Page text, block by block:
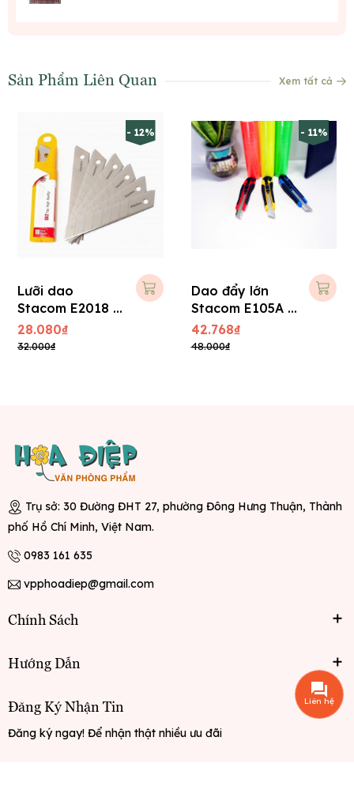
Sản Phẩm Liên Quan Xem tất cả
- 12%
Lưỡi dao
Stacom E2018 -
Lớn
28.080₫
32.000₫
- 11%
Dao đẩy lớn
Stacom E105A (
+ 01 lưỡi phụ )
42.768₫
48.000₫
Trụ sở: 30 Đường ĐHT 27, phường Đông Hưng Thuận, Thành
phố Hồ Chí Minh, Việt Nam.
0983 161 635
vpphoadiep@gmail.com
Chính Sách
Hướng Dẫn
Đăng Ký Nhận Tin
Đăng ký ngay! Để nhận thật nhiều ưu đãi
Liên hệ